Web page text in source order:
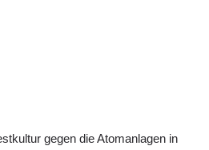
gegen die Atomanlagen in